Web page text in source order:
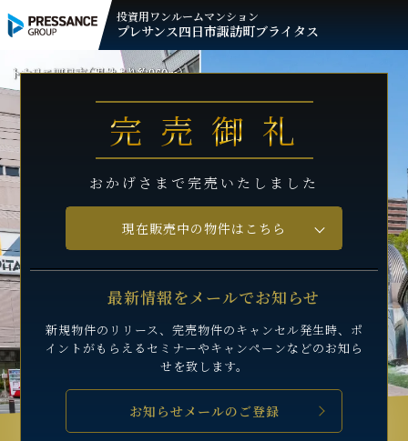
投資用ワンルームマンション
プレサンス四日市諏訪町ブライタス
完売御礼
おかげさまで完売いたしました
最新情報をメールでお知らせ
新規物件のリリース、完売物件のキャンセル発生時、 ポ
イントがもらえるセミナーやキャンペーンなどのお知ら
せを致します。
お知らせメールのご登録
現在販売中の物件はこちら